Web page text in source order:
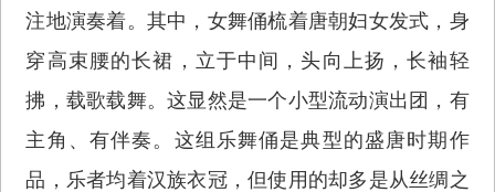
注地演奏着。其中，女舞俑梳着唐朝妇女发式，身
穿高束腰的长裙，立于中间，头向上扬，长袖轻
拂，载歌载舞。这显然是一个小型流动演出团，有
主角、有伴奏。这组乐舞俑是典型的盛唐时期作
品，乐者均着汉族衣冠，但使用的却多是从丝绸之